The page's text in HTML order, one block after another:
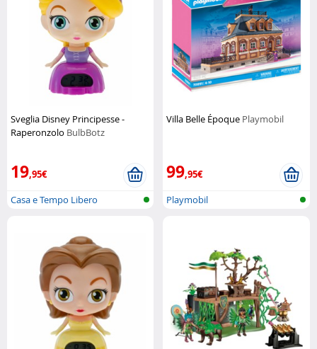
Sveglia Disney Principesse -
Raperonzolo BulbBotz
19,95€
Casa e Tempo Libero
Villa Belle Époque Playmobil
99,95€
Playmobil